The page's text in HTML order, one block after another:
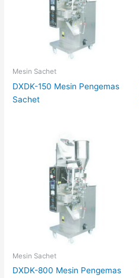
Mesin Sachet
DXDK-150 Mesin Pengemas
Sachet
Mesin Sachet
DXDK-800 Mesin Pengemas